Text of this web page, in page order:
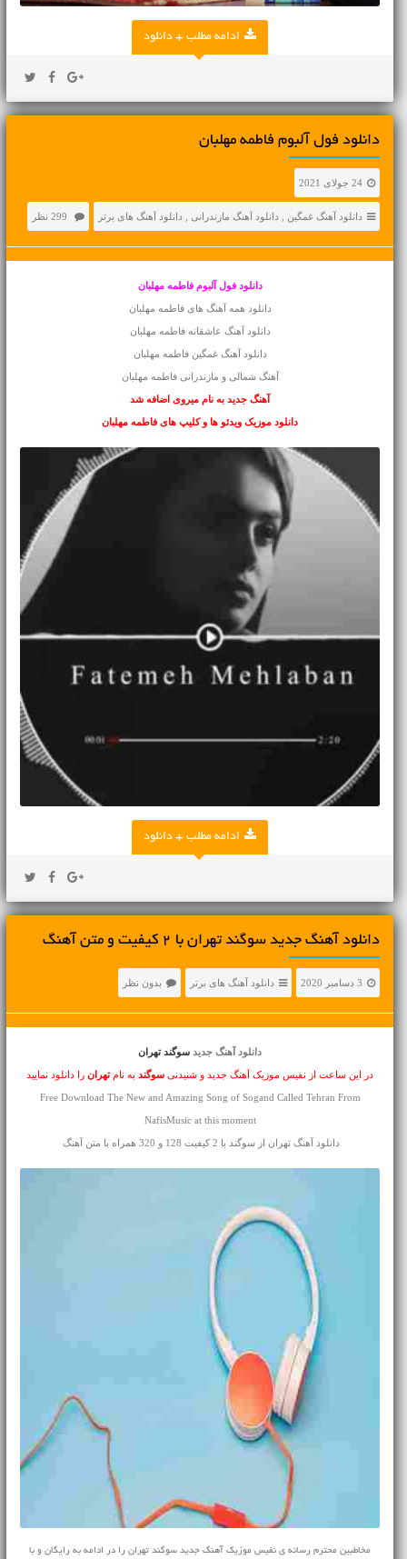
ادامه مطلب + دانلود
دانلود فول آلبوم فاطمه مهلبان
24 جولای 2021
دانلود آهنگ غمگین دانلود آهنگ مازندرانی دانلود آهنگ های برتر
دانلود فول آلبوم فاطمه مهلبان
دانلود همه آهنگ های فاطمه مهلبان
دانلود آهنگ عاشقانهفاطمه مهلبان
دانلود آهنگ غمگین فاطمه مهلبان
آهنگ شمالی و مازندرانی فاطمه مهلبان
آهنگ جدید به نام میروی اضافه شد
دانلود موزیک ویدئو ها و کلیپ های فاطمه مهلبان
ادامه مطلب + دانلود
دانلود آهنگ جديد سوگند تهران با 2 کیفیت و متن آهنگ
3 دسامبر 2020 دانلود آهنگ های برتر بدون نظر
دانلود آهنگ جدیدسوگند تهران
در این ساعت از نفیس موزیک آهنگ جدید و شنیدنی سوگندبه نامتهرانرا دانلود نمایید
Free Download The New and Amazing Song of Sogand Called Tehran From
NafisMusic at this moment
دانلود آهنگ تهران از سوگند با 2 کیفیت 128 و 320 همراه با متن آهنگ
مخاطبین محترم رسانه ی نفیس موزیک آهنگ جدید سوگند تهران را در ادامه به رایگان و با